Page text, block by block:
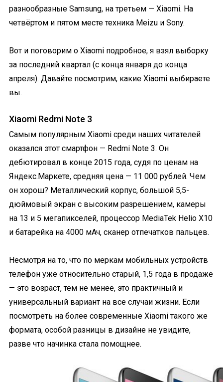
разнообразные Samsung, на третьем — Xiaomi. На
четвёртом и пятом месте техника Meizu и Sony.
Вот и поговорим о Xiaomi подробное, я взял выборку
за последний квартал (с конца января до конца
апреля). Давайте посмотрим, какие Xiaomi выбираете
вы.
Xiaomi Redmi Note 3
Самым популярным Xiaomi среди наших читателей
оказался этот смартфон — Redmi Note 3. Он
дебютировал в конце 2015 года, судя по ценам на
Яндекс.Маркете, средняя цена — 11 000 рублей. Чем
он хорош? Металлический корпус, большой 5,5-
дюймовый экран с высоким разрешением, камеры
на 13 и 5 мегапикселей, процессор MediaTek Helio X10
и батарейка на 4000 мАч, сканер отпечатков пальцев.
Несмотря на то, что по меркам мобильных устройств
телефон уже относительно старый, 1,5 года в продаже
— это возраст, тем не менее, это практичный и
универсальный вариант на все случаи жизни. Если
посмотреть на более современные Xiaomi такого же
формата, особой разницы в дизайне не увидите,
разве что начинка стала помощнее.